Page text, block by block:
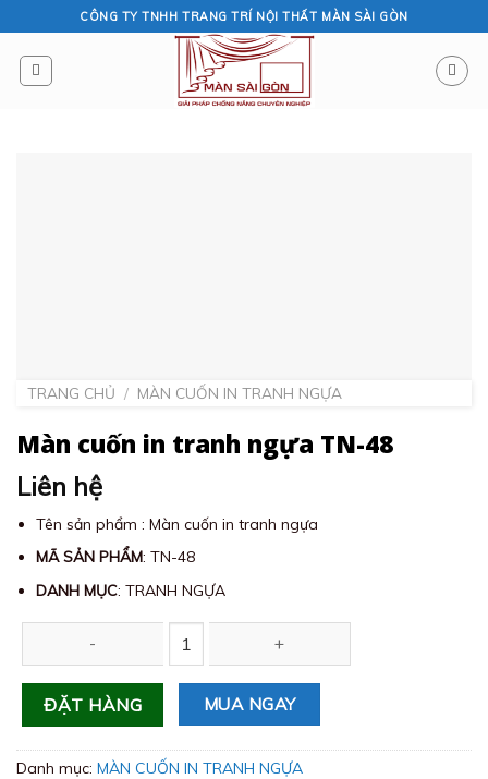
to
content
CÔNG TY TNHH TRANG TRÍ NỘI THẤT MÀN SÀI GÒN
TRANG CHỦ / MÀN CUỐN IN TRANH NGỰA
Màn cuốn in tranh ngựa TN-48
Liên hệ
Tên sản phẩm : Màn cuốn in tranh ngựa
MÃ SẢN PHẨM: TN-48
DANH MỤC: TRANH NGỰA
ĐẶT HÀNG MUA NGAY
Danh mục: MÀN CUỐN IN TRANH NGỰA